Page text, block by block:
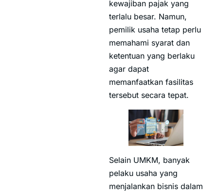
kewajiban pajak yang
terlalu besar. Namun,
pemilik usaha tetap perlu
memahami syarat dan
ketentuan yang berlaku
agar dapat
memanfaatkan fasilitas
tersebut secara tepat.
Selain UMKM, banyak
pelaku usaha yang
menjalankan bisnis dalam